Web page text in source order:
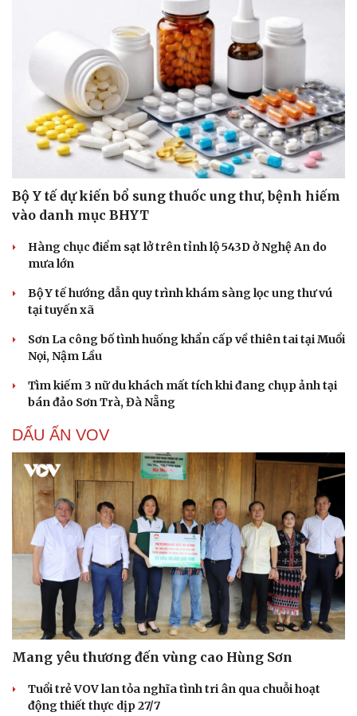
Cải chính
Bộ Y tế dự kiến bổ sung thuốc ung thư, bệnh hiếm
vào danh mục BHYT
Hàng chục điểm sạt lở trên tỉnh lộ 543D ở Nghệ An do
mưa lớn
Bộ Y tế hướng dẫn quy trình khám sàng lọc ung thư vú
tại tuyến xã
Sơn La công bố tình huống khẩn cấp về thiên tai tại Muổi
Nọi, Nậm Lầu
Tìm kiếm 3 nữ du khách mất tích khi đang chụp ảnh tại
bán đảo Sơn Trà, Đà Nẵng
DẤU ẤN VOV
Mang yêu thương đến vùng cao Hùng Sơn
Tuổi trẻ VOV lan tỏa nghĩa tình tri ân qua chuỗi hoạt
động thiết thực dịp 27/7